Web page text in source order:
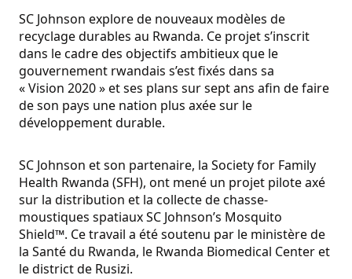
SC Johnson explore de nouveaux modèles de
recyclage durables au Rwanda. Ce projet s’inscrit
dans le cadre des objectifs ambitieux que le
gouvernement rwandais s’est fixés dans sa
« Vision 2020 » et ses plans sur sept ans afin de faire
de son pays une nation plus axée sur le
développement durable.
SC Johnson et son partenaire, la Society for Family
Health Rwanda (SFH), ont mené un projet pilote axé
sur la distribution et la collecte de chasse-
moustiques spatiaux SC Johnson’s Mosquito
Shield™. Ce travail a été soutenu par le ministère de
la Santé du Rwanda, le Rwanda Biomedical Center et
le district de Rusizi.